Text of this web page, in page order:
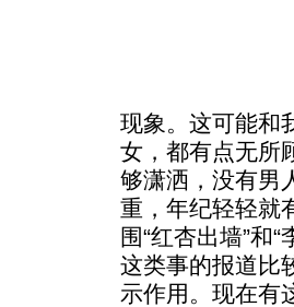
现象。这可能和
女，都有点无所
够潇洒，没有男
重，年纪轻轻就
围“红杏出墙”和
这类事的报道比
示作用。现在有